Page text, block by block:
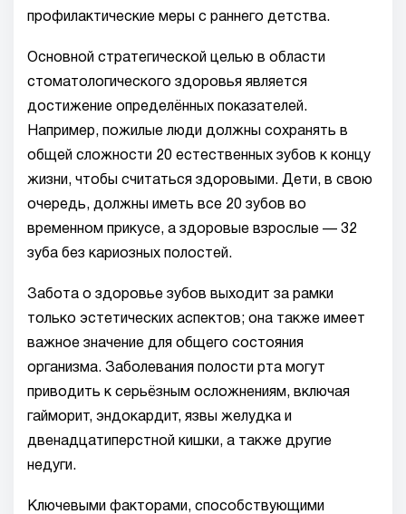
профилактические меры с раннего детства.
Основной стратегической целью в области
стоматологического здоровья является
достижение определённых показателей.
Например, пожилые люди должны сохранять в
общей сложности 20 естественных зубов к концу
жизни, чтобы считаться здоровыми. Дети, в свою
очередь, должны иметь все 20 зубов во
временном прикусе, а здоровые взрослые — 32
зуба без кариозных полостей.
Забота о здоровье зубов выходит за рамки
только эстетических аспектов; она также имеет
важное значение для общего состояния
организма. Заболевания полости рта могут
приводить к серьёзным осложнениям, включая
гайморит, эндокардит, язвы желудка и
двенадцатиперстной кишки, а также другие
недуги.
Ключевыми факторами, способствующими